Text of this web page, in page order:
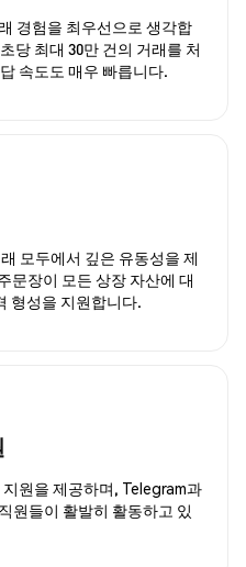
경험을 최우선으로 생각합
당 최대 30만 건의 거래를 처
속도도 매우 빠릅니다.
모두에서 깊은 유동성을 제
문장이 모든 상장 자산에 대
형성을 지원합니다.
원을 제공하며, Telegram과
원들이 활발히 활동하고 있